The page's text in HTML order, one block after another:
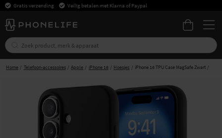
Gratis verzending Veilig betalen met Klarna of Paypal
Home Telefoon-accessoires Apple iPhone 16 Hoesjes iPhone 16 TPU Case MagSafe Zwart